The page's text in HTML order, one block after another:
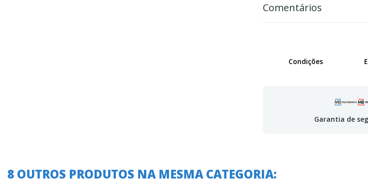
Comentários
Condições
Garantia de
8 OUTROS PRODUTOS NA MESMA CATEGORIA: